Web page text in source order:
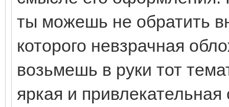
ты можешь не обратить
которого невзрачная
возьмешь в руки тот
яркая и